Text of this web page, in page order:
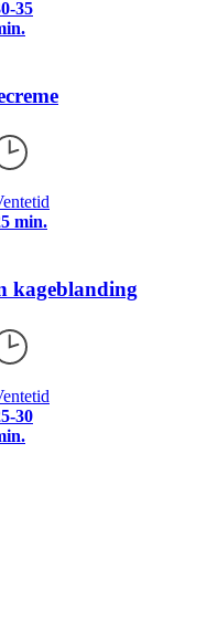
35
min.
kageblanding
30